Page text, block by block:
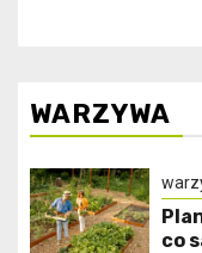
WARZYWA
co